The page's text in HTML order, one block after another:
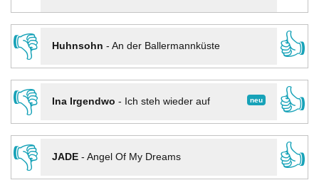
👎
Huhnsohn - An der Ballermannküste
👍
👎
neu
Ina Irgendwo - Ich steh wieder auf
👍
👎
JADE- Angel Of My Dreams
👍